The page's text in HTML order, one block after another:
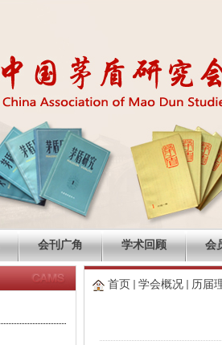
会刊广角 学术回顾 会
首页 学会概况 历届